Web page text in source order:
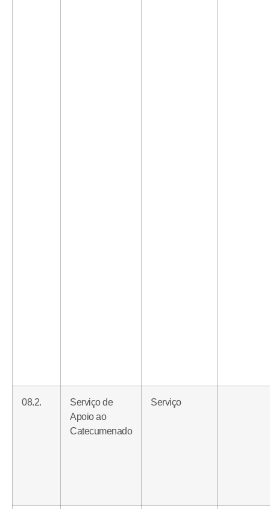
08.2.
Serviço de
Apoio ao
Catecumenado
Serviço